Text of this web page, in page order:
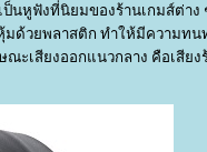
หูฟังที่นิยมของร้านเกมส์ต่าง
ด้วยพลาสติก ทำให้มีความทน
ะเสียงออกแนวกลาง คือเสียง